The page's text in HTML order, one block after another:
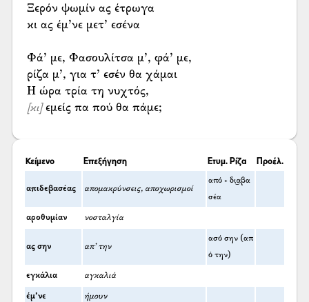
Ξερόν ψωμίν ας έτρωγα
κι ας έμ’νε μετ’ εσένα
Φά’ με, Φασουλίτσα μ’, φά’ με,
ρίζα μ’, για τ’ εσέν θα χάμαι
[κι]εμείς πα πού θα πάμε;
Κείμενο Επεξήγηση Ετυμ. Ρίζα Προέλ.
απιδεβασέας απομακρύνσεις, αποχωρισμοί
από + δι͜αβα
σέα
αροθυμίαν νοσταλγία
ας σην απ’ την
ασό σην (απ
ό την)
εγκάλια αγκαλιά
έμ’νε ήμουν